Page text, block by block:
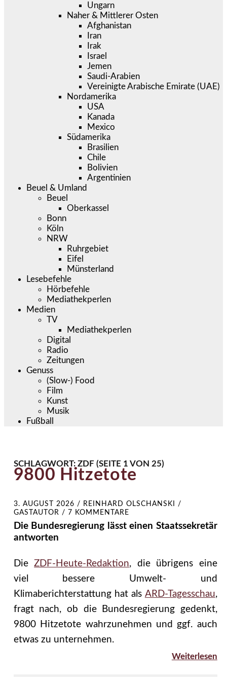
Ungarn
Naher & Mittlerer Osten
Afghanistan
Iran
Irak
Israel
Jemen
Saudi-Arabien
Vereinigte Arabische Emirate (UAE)
Nordamerika
USA
Kanada
Mexico
Südamerika
Brasilien
Chile
Bolivien
Argentinien
Beuel & Umland
Beuel
Oberkassel
Bonn
Köln
NRW
Ruhrgebiet
Eifel
Münsterland
Lesebefehle
Hörbefehle
Mediathekperlen
Medien
TV
Mediathekperlen
Digital
Radio
Zeitungen
Genuss
(Slow-) Food
Film
Kunst
Musik
Fußball
SCHLAGWORT: ZDF (SEITE 1 VON 25)
9800 Hitzetote
3. AUGUST 2026 /
REINHARD OLSCHANSKI /
GASTAUTOR / 7 KOMMENTARE
Die Bundesregierung lässt einen Staatssekretär
antworten
DieZDF-Heute-Redaktion, die übrigens eine
viel bessere Umwelt- und
Klimaberichterstattung hat als ARD-Tagesschau,
fragt nach, ob die Bundesregierung gedenkt,
9800 Hitzetote wahrzunehmen und ggf. auch
etwas zu unternehmen.
Weiterlesen